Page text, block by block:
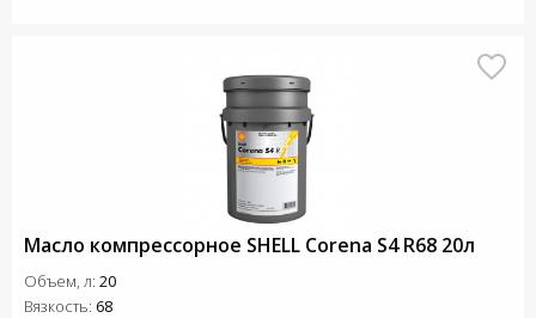
Масло компрессорное SHELL Corena S4 R68 20л
Объем, л: 20
Вязкость: 68